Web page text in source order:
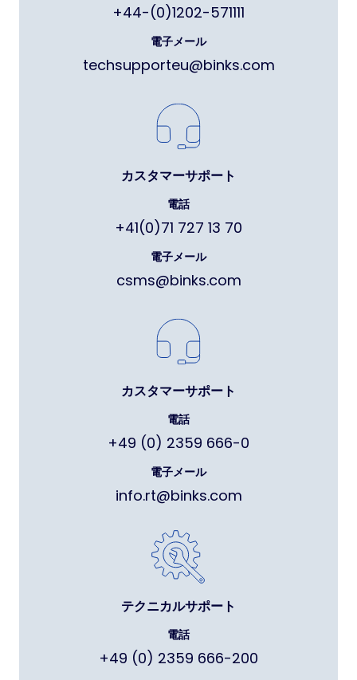
+44-(0)1202-571111
電子メール
techsupporteu@binks.com
カスタマーサポート
電話
+41(0)71 727 13 70
電子メール
csms@binks.com
カスタマーサポート
電話
+49 (0) 2359 666-0
電子メール
info.rt@binks.com
テクニカルサポート
電話
+49 (0) 2359 666-200